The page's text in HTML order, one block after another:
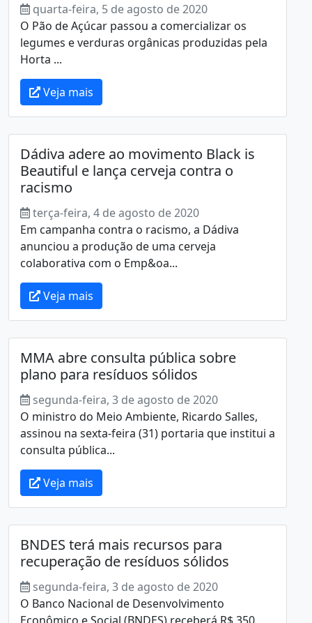
quarta-feira, 5 de agosto de 2020
O Pão de Açúcar passou a comercializar os
legumes e verduras orgânicas produzidas pela
Horta ...
Veja mais
Dádiva adere ao movimento Black is
Beautiful e lança cerveja contra o
racismo
terça-feira, 4 de agosto de 2020
Em campanha contra o racismo, a Dádiva
anunciou a produção de uma cerveja
colaborativa com o Emp&oa...
Veja mais
MMA abre consulta pública sobre
plano para resíduos sólidos
segunda-feira, 3 de agosto de 2020
O ministro do Meio Ambiente, Ricardo Salles,
assinou na sexta-feira (31) portaria que institui a
consulta pública...
Veja mais
BNDES terá mais recursos para
recuperação de resíduos sólidos
segunda-feira, 3 de agosto de 2020
O Banco Nacional de Desenvolvimento